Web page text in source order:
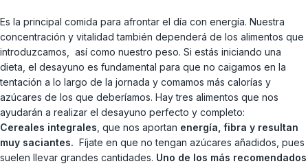
Es la principal comida para afrontar el día con energía. Nuestra
concentración y vitalidad también dependerá de los alimentos que
introduzcamos, así como nuestro peso. Si estás iniciando una
dieta, el desayuno es fundamental para que no caigamos en la
tentación a lo largo de la jornada y comamos más calorías y
azúcares de los que deberíamos. Hay tres alimentos que nos
ayudarán a realizar el desayuno perfecto y completo:
Cereales integrales , que nos aportan energía, fibra y resultan
muy saciantes. Fíjate en que no tengan azúcares añadidos, pues
suelen llevar grandes cantidades. Uno de los más recomendados